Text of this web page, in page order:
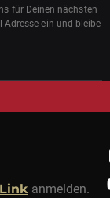
für Deinen nächsten
Adresse ein und bleibe
Linkanmelden.